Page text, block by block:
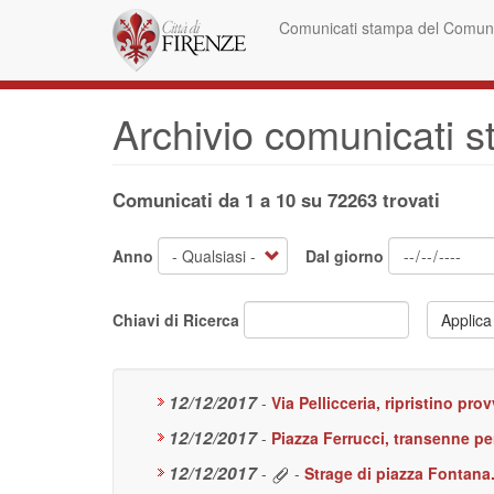
principale
Comunicati stampa del
Archivio comunicati
Comunicati da 1 a 10 su 72263 trovati
Anno Dal giorno
Chiavi di Ricerca Applica
12/12/2017 - Via Pellicceria, ripristino
12/12/2017 - Piazza Ferrucci, transenne
12/12/2017 - - Strage di piazza